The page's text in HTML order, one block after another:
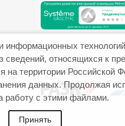
относящихся к
на территории Российской
данных. Продолжая
работу с этими файлами.
Принять